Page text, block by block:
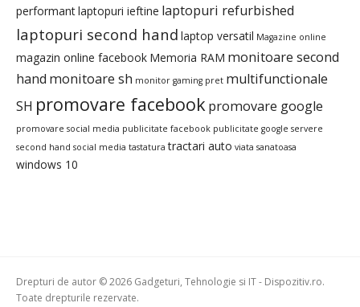
performantlaptopuri ieftine laptopuri refurbished
laptopuri second hand laptop versatil Magazine online
magazin online facebook Memoria RAM monitoare second
hand monitoare sh monitor gaming pret multifunctionale
SH promovare facebookpromovare google
promovare social media publicitate facebook publicitate google servere
second hand social media tastatura tractari auto viata sanatoasa
windows 10
Drepturi de autor © 2026 Gadgeturi, Tehnologie si IT - Dispozitiv.ro.
Toate drepturile rezervate.